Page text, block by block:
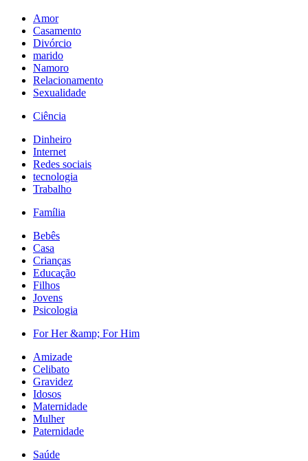
Amor
Casamento
Divórcio
marido
Namoro
Relacionamento
Sexualidade
Ciência
Dinheiro
Internet
Redes sociais
tecnologia
Trabalho
Família
Bebês
Casa
Crianças
Educação
Filhos
Jovens
Psicologia
For Her &amp; For Him
Amizade
Celibato
Gravidez
Idosos
Maternidade
Mulher
Paternidade
Saúde